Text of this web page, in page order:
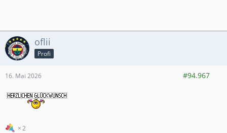
oflii
Profi
16. Mai 2026
#94.967
2